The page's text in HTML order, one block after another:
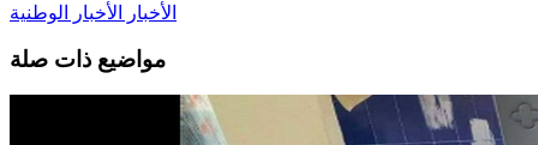
الأخبار الأخبار الوطنية
مواضيع ذات صلة